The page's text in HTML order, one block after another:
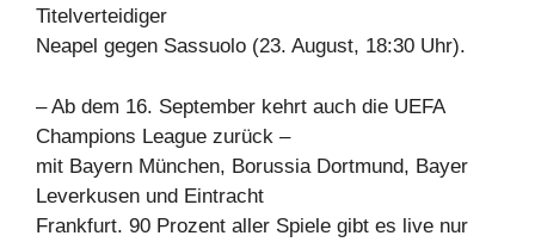
Titelverteidiger
Neapel gegen Sassuolo (23. August, 18:30 Uhr).
– Ab dem 16. September kehrt auch die UEFA
Champions League zurück –
mit Bayern München, Borussia Dortmund, Bayer
Leverkusen und Eintracht
Frankfurt. 90 Prozent aller Spiele gibt es live nur